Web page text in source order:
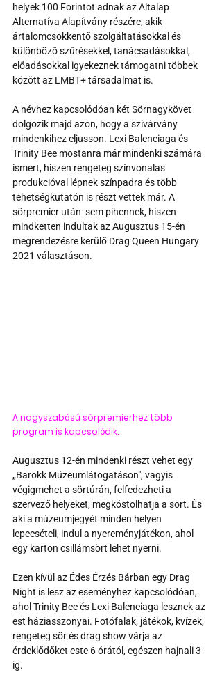
helyek 100 Forintot adnak az Altalap
Alternatíva Alapítvány részére, akik
ártalomcsökkentő szolgáltatásokkal és
különböző szűrésekkel, tanácsadásokkal,
előadásokkal igyekeznek támogatni többek
között az LMBT+ társadalmat is.
A névhez kapcsolódóan két Sörnagykövet
dolgozik majd azon, hogy a szivárvány
mindenkihez eljusson. Lexi Balenciaga és
Trinity Bee mostanra már mindenki számára
ismert, hiszen rengeteg színvonalas
produkcióval lépnek színpadra és több
tehetségkutatón is részt vettek már. A
sörpremier után  sem pihennek, hiszen
mindketten indultak az Augusztus 15-én
megrendezésre kerülő Drag Queen Hungary
2021 választáson.
A nagyszabású sörpremierhez több
program is kapcsolódik.
Augusztus 12-én mindenki részt vehet egy
„Barokk Múzeumlátogatáson", vagyis
végigmehet a sörtúrán, felfedezheti a
szervező helyeket, megkóstolhatja a sört. És
aki a múzeumjegyét minden helyen
lepecsételi, indul a nyereményjátékon, ahol
egy karton csillámsört lehet nyerni.
Ezen kívül az Édes Érzés Bárban egy Drag
Night is lesz az eseményhez kapcsolódóan,
ahol Trinity Bee és Lexi Balenciaga lesznek az
est háziasszonyai. Fotófalak, játékok, kvízek,
rengeteg sör és drag show várja az
érdeklődőket este 6 órától, egészen hajnali 3-
ig.